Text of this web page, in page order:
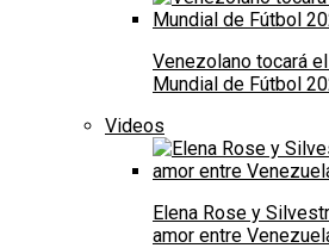
Venezolano tocará
Mundial de Fútbol
Videos
Elena Rose y
amor entre